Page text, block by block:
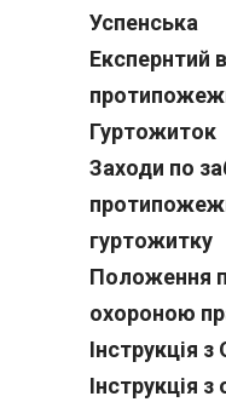
Успенська
Експернтий
Гуртожиток
Заходи по
гуртожитку
Положення
охороною
Інструкція
Інструкція